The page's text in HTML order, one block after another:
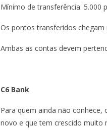
Mínimo de transferência: 5.000
Os pontos transferidos
Ambas as contas devem
C6 Bank
Para quem ainda não conhece,
novo e que tem crescido muito